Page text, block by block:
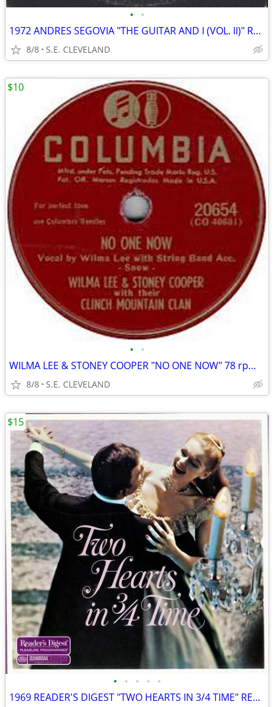
• •
1972 ANDRES SEGOVIA "THE GUITAR AND I (VOL. II)" RECORD ALBUM LP
8/8 S.E. CLEVELAND
• •
WILMA LEE & STONEY COOPER "NO ONE NOW" 78 rpm RECORD
8/8 S.E. CLEVELAND
$10
• • • • •
1969 READER'S DIGEST "TWO HEARTS IN 3/4 TIME" RECORD ALBUM LP
$15